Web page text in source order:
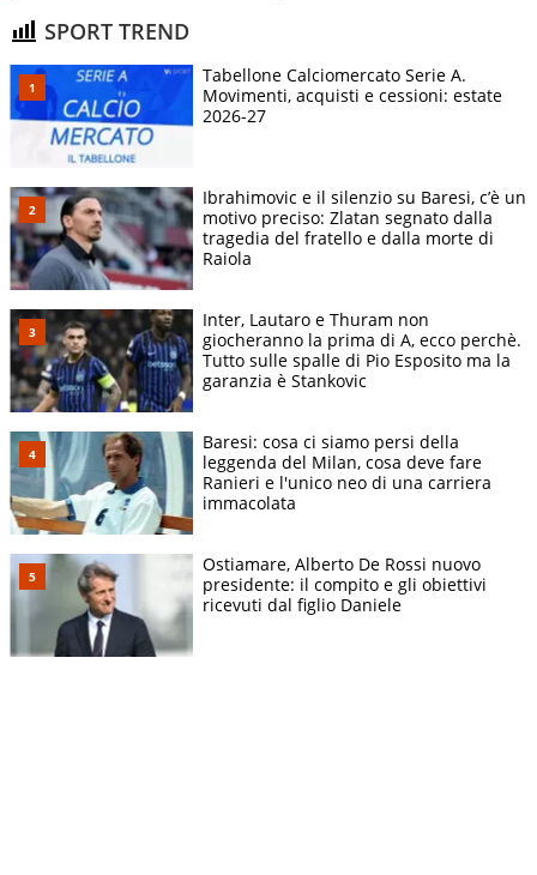
SPORT TREND
Tabellone Calciomercato Serie A.
Movimenti, acquisti e cessioni: estate
2026-27
Ibrahimovic e il silenzio su Baresi, c’è un
motivo preciso: Zlatan segnato dalla
tragedia del fratello e dalla morte di
Raiola
Inter, Lautaro e Thuram non
giocheranno la prima di A, ecco perchè.
Tutto sulle spalle di Pio Esposito ma la
garanzia è Stankovic
Baresi: cosa ci siamo persi della
leggenda del Milan, cosa deve fare
Ranieri e l'unico neo di una carriera
immacolata
Ostiamare, Alberto De Rossi nuovo
presidente: il compito e gli obiettivi
ricevuti dal figlio Daniele